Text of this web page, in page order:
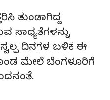
ತುಂಡಾಗಿದ್ದ
ಸಾಧ್ಯತೆಗಳನ್ನು
ಸ್ವಲ್ಪ ದಿನಗಳ ಬಳಿಕ ಈ
ಮೇಲೆ ಬೆಂಗಳೂರಿಗೆ